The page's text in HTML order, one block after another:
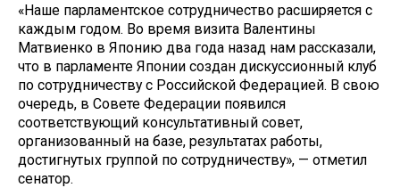
«Наше парламентское сотрудничество расширяется с
каждым годом. Во время визита Валентины
Матвиенко в Японию два года назад нам рассказали,
что в парламенте Японии создан дискуссионный клуб
по сотрудничеству с Российской Федерацией. В свою
очередь, в Совете Федерации появился
соответствующий консультативный совет,
организованный на базе, результатах работы,
достигнутых группой по сотрудничеству», — отметил
сенатор.